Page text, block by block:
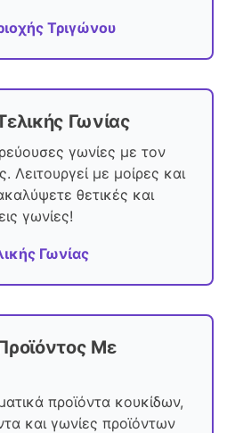
Τριγώνου
Γωνίας
γωνίες με τον
Λειτουργεί με μοίρες και
θετικές και
γωνίες!
Γωνίας
Με
προϊόντα κουκίδων,
και γωνίες προϊόντων